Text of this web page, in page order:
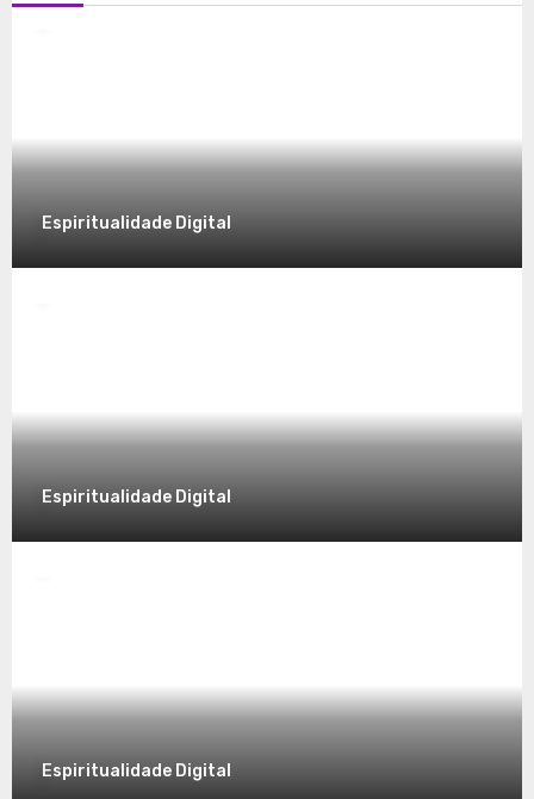
Explorando a Espiritualidade: Conexão e
Espiritualidade Digital
Espiritualidade Digital
Espiritualidade Digital